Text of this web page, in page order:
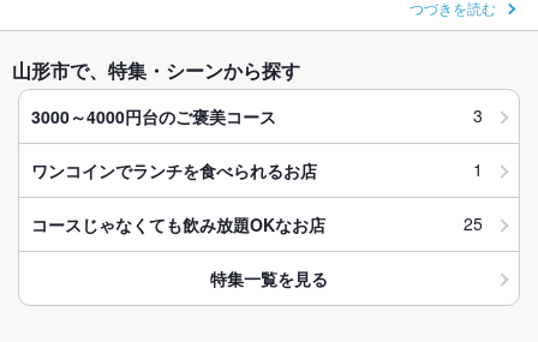
つづきを読む
山形市で、特集・シーンから探す
3000～4000円台のご褒美コース 3
ワンコインでランチを食べられるお店 1
コースじゃなくても飲み放題OKなお店 25
特集一覧を見る